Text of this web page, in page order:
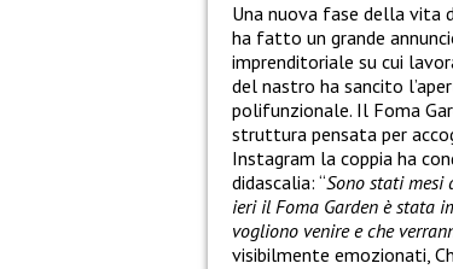
Una nuova fase della vita
ha fatto un grande
imprenditoriale su cui
del nastro ha sancito
polifunzionale. Il Foma
struttura pensata per
Instagram la coppia ha
didascalia: “Sono stati mesi
ieri il Foma Garden è stata
vogliono venire e che
visibilmente emozionati,